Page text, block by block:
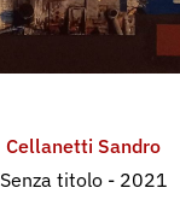
Cellanetti Sandro
Senza titolo - 2021